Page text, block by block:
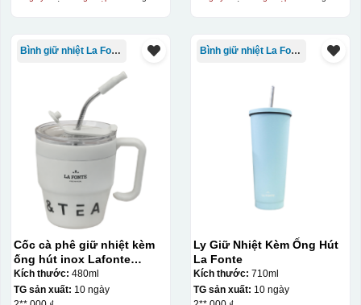
Bình giữ nhiệt La Fonte
Cốc cà phê giữ nhiệt kèm
ống hút inox Lafonte
480ML – 012782
Kích thước: 480ml
TG sản xuất: 10 ngày
Bình giữ nhiệt La Fonte
Ly Giữ Nhiệt Kèm Ống Hút
La Fonte
Kích thước: 710ml
TG sản xuất: 10 ngày